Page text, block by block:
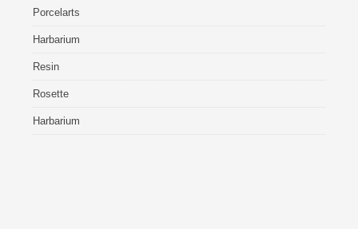
Porcelarts
Harbarium
Resin
Rosette
Harbarium